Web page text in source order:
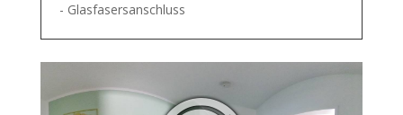
- Glasfasersanschluss